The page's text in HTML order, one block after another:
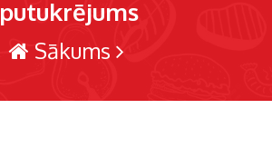
putukrējums
Sākums